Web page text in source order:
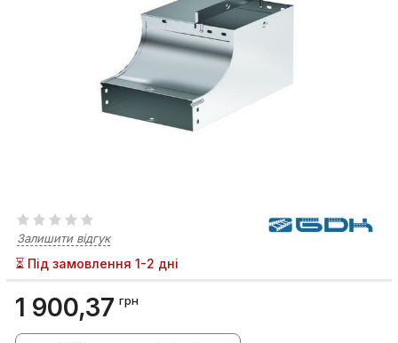
Залишити відгук
⏳ Під замовлення 1-2 дні
1 900,37 грн